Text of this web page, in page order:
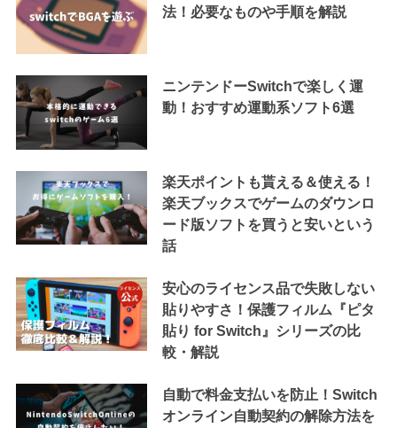
法！必要なものや手順を解説
ニンテンドーSwitchで楽しく運
動！おすすめ運動系ソフト6選
楽天ポイントも貰える＆使える！
楽天ブックスでゲームのダウンロ
ード版ソフトを買うと安いという
話
安心のライセンス品で失敗しない
貼りやすさ！保護フィルム『ピタ
貼り for Switch』シリーズの比
較・解説
自動で料金支払いを防止！Switch
オンライン自動契約の解除方法を